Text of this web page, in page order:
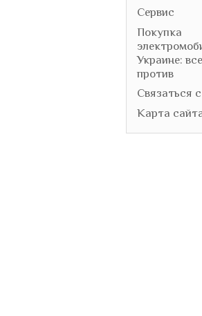
Сервис
Покупка
Украине:
против
Связаться
Карта